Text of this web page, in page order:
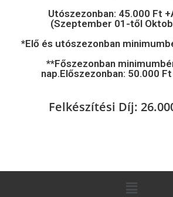
Utószezonban: 45.000 Ft
(Szeptember 01-től
*Elő és utószezonban
**Főszezonban
nap.Előszezonban: 50.000
Felkészítési Díj: